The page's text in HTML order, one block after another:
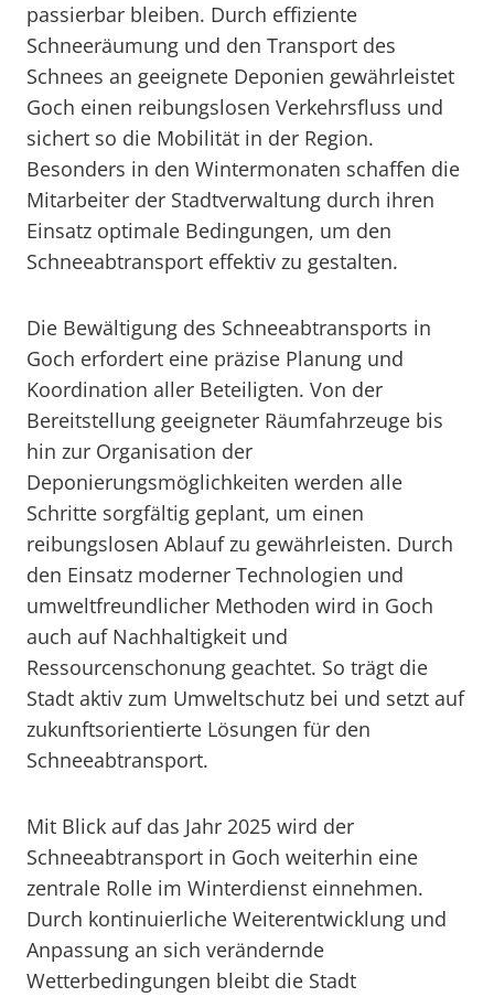
passierbar bleiben. Durch effiziente
Schneeräumung und den Transport des
Schnees an geeignete Deponien gewährleistet
Goch einen reibungslosen Verkehrsfluss und
sichert so die Mobilität in der Region.
Besonders in den Wintermonaten schaffen die
Mitarbeiter der Stadtverwaltung durch ihren
Einsatz optimale Bedingungen, um den
Schneeabtransport effektiv zu gestalten.
Die Bewältigung des Schneeabtransports in
Goch erfordert eine präzise Planung und
Koordination aller Beteiligten. Von der
Bereitstellung geeigneter Räumfahrzeuge bis
hin zur Organisation der
Deponierungsmöglichkeiten werden alle
Schritte sorgfältig geplant, um einen
reibungslosen Ablauf zu gewährleisten. Durch
den Einsatz moderner Technologien und
umweltfreundlicher Methoden wird in Goch
auch auf Nachhaltigkeit und
Ressourcenschonung geachtet. So trägt die
Stadt aktiv zum Umweltschutz bei und setzt auf
zukunftsorientierte Lösungen für den
Schneeabtransport.
Mit Blick auf das Jahr 2025 wird der
Schneeabtransport in Goch weiterhin eine
zentrale Rolle im Winterdienst einnehmen.
Durch kontinuierliche Weiterentwicklung und
Anpassung an sich verändernde
Wetterbedingungen bleibt die Stadt